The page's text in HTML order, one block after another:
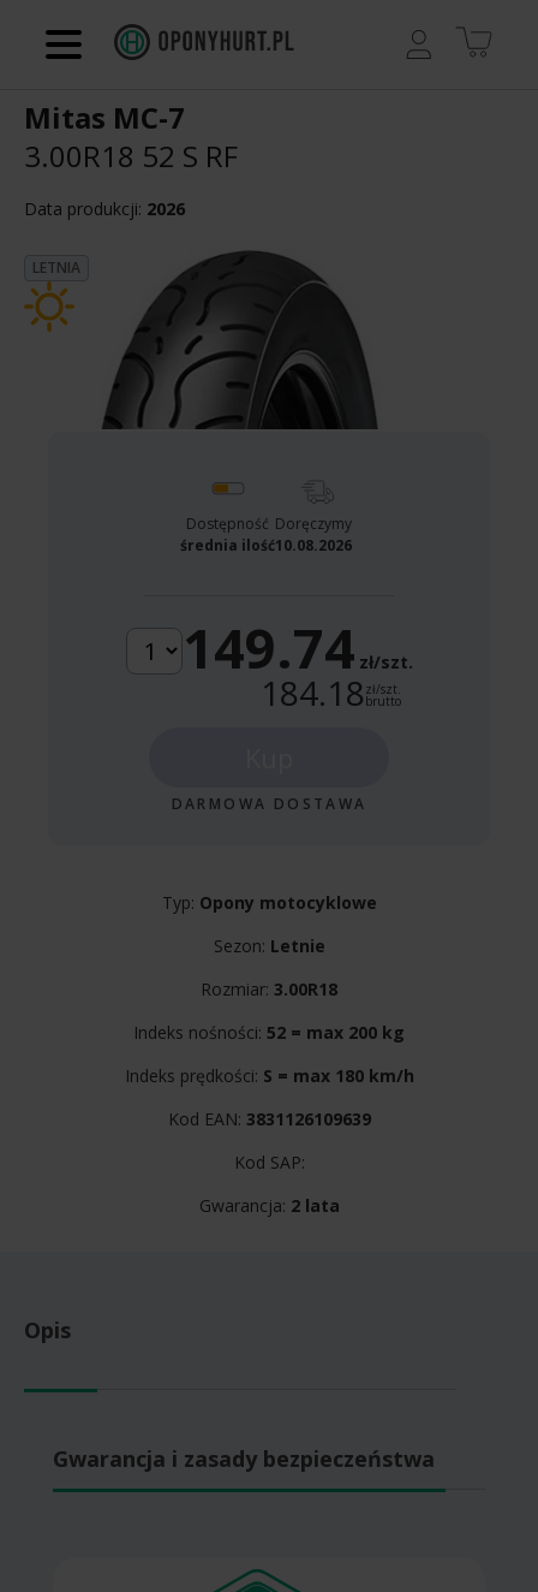
Kontakt
Mitas MC-7
3.00R18 52 S RF
Data produkcji: 2026
LETNIA
Dostępność
średnia ilość
Doręczymy
10.08.2026
149.74 zł/szt.
184.18 zł/szt.
brutto
DARMOWA DOSTAWA
Typ: Opony motocyklowe
Sezon: Letnie
Rozmiar: 3.00R18
Indeks nośności: 52 = max 200 kg
Indeks prędkości: S = max 180 km/h
Kod EAN: 3831126109639
Kod SAP:
Gwarancja: 2 lata
Opis
Gwarancja i zasady bezpieczeństwa